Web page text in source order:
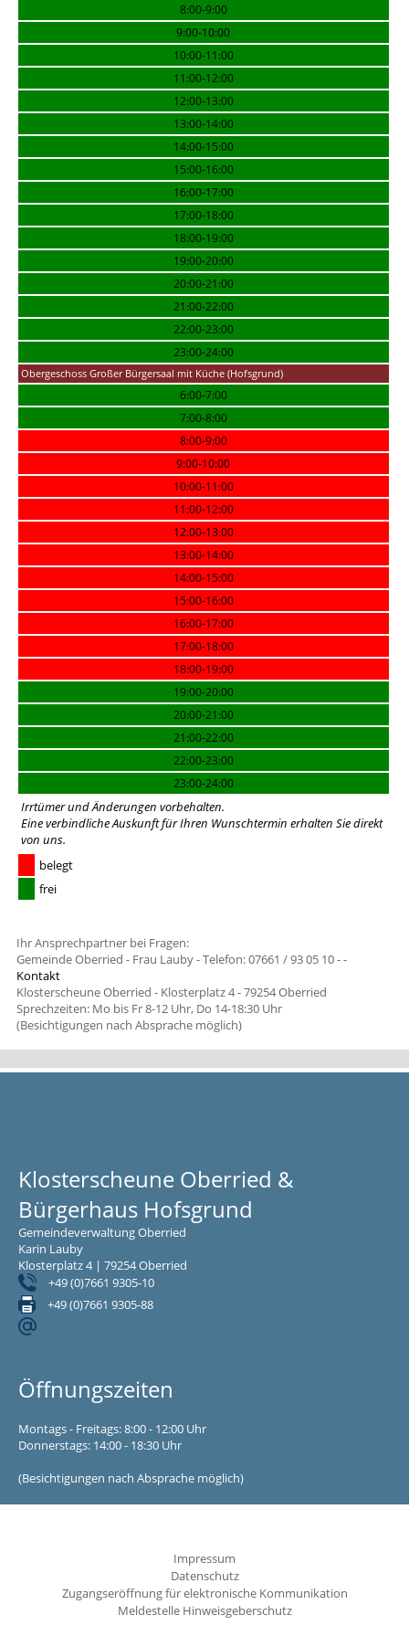
8:00-9:00
9:00-10:00
10:00-11:00
11:00-12:00
12:00-13:00
13:00-14:00
14:00-15:00
15:00-16:00
16:00-17:00
17:00-18:00
18:00-19:00
19:00-20:00
20:00-21:00
21:00-22:00
22:00-23:00
23:00-24:00
Obergeschoss Großer Bürgersaal mit Küche (Hofsgrund)
6:00-7:00
7:00-8:00
8:00-9:00
9:00-10:00
10:00-11:00
11:00-12:00
12:00-13:00
13:00-14:00
14:00-15:00
15:00-16:00
16:00-17:00
17:00-18:00
18:00-19:00
19:00-20:00
20:00-21:00
21:00-22:00
22:00-23:00
23:00-24:00
Irrtümer und Änderungen vorbehalten.
Eine verbindliche Auskunft für Ihren Wunschtermin erhalten Siedirekt
von uns.
belegt
frei
Ihr Ansprechpartner bei Fragen:
Gemeinde Oberried - Frau Lauby - Telefon: 07661 / 93 05 10 --
Kontakt
Klosterscheune Oberried - Klosterplatz 4 - 79254 Oberried
Sprechzeiten: Mo bis Fr 8-12 Uhr, Do 14-18:30 Uhr
(Besichtigungen nach Absprache möglich)
Klosterscheune Oberried &
Bürgerhaus Hofsgrund
Gemeindeverwaltung Oberried
Karin Lauby
Klosterplatz 4 | 79254 Oberried
+49 (0)7661 9305-10
+49 (0)7661 9305-88
Öffnungszeiten
Montags - Freitags: 8:00 - 12:00 Uhr
Donnerstags: 14:00 - 18:30 Uhr
(Besichtigungen nach Absprache möglich)
Impressum
Datenschutz
Zugangseröffnung für elektronische Kommunikation
Meldestelle Hinweisgeberschutz